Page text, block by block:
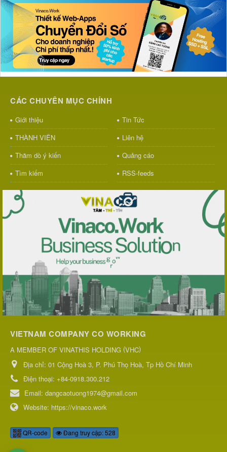
CÁC CHUYÊN MỤC CHÍNH
Giới thiệu
Tin Tức
THÀNH VIÊN
Liên hệ
Thăm dò ý kiến
Quảng cáo
Tìm kiếm
RSS-feeds
VIETNAM COMPANY CO WORKING
A MEMBER OF VINATHIS HOLDING (VHC)
Địa chỉ: 01 Cộng Hoà 3, P. Phú Thọ Hoà, Tp Hồ Chí Minh
Điện thoại: +84-0918.300.212
Email: dangcaotuong1974@gmail.com
Website: https://vinaco.work
QR-code Đang truy cập: 528